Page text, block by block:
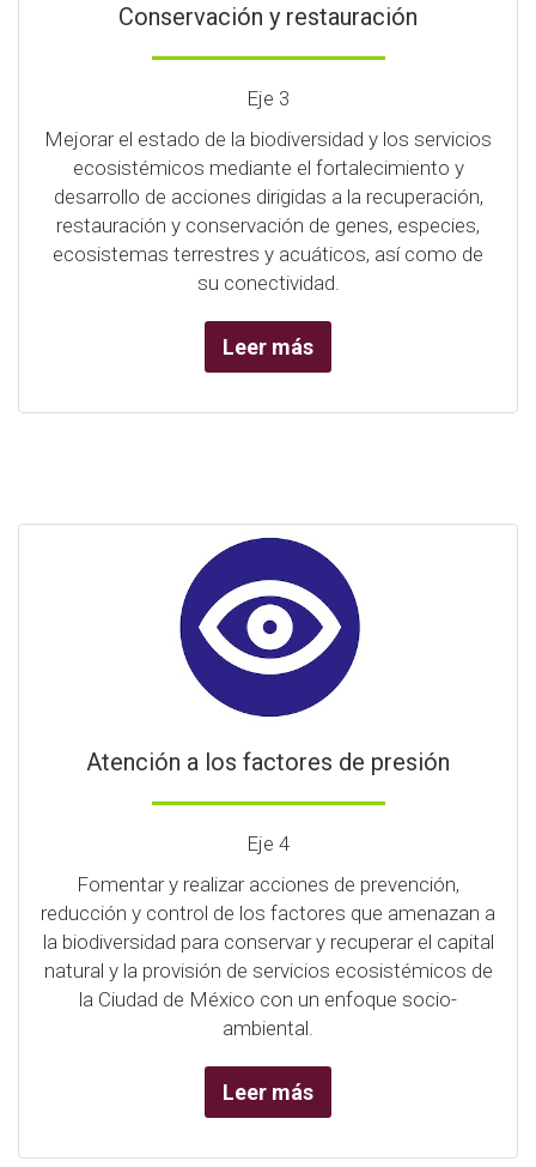
Conservación y restauración
Eje 3
Mejorar el estado de la biodiversidad y los servicios
ecosistémicos mediante el fortalecimiento y
desarrollo de acciones dirigidas a la recuperación,
restauración y conservación de genes, especies,
ecosistemas terrestres y acuáticos, así como de
su conectividad.
Leer más
Atención a los factores de presión
Eje 4
Fomentar y realizar acciones de prevención,
reducción y control de los factores que amenazan a
la biodiversidad para conservar y recuperar el capital
natural y la provisión de servicios ecosistémicos de
la Ciudad de México con un enfoque socio-
ambiental.
Leer más